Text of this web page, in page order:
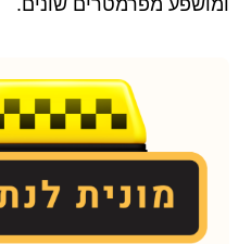
ומושפע מפרמטרים שונים.